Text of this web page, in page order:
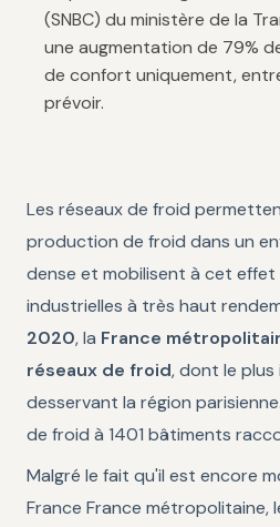
(SNBC) du ministère de la
une augmentation de 79%
de confort uniquement,
prévoir.
Les réseaux de froid
production de froid dans un
dense et mobilisent à cet effet
industrielles à très haut
2020, la France
réseaux de froid, dont le
desservant la région
de froid à 1401 bâtiments
Malgré le fait qu'il est encore
France France métropolitaine,